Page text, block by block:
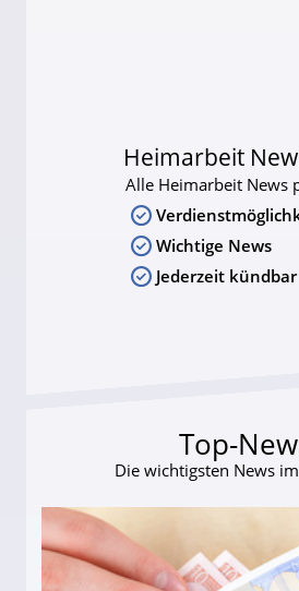
Heimarbeit
Alle Heimarbeit News
Wichtige News
Jederzeit kündbar
Top-
Die wichtigsten News